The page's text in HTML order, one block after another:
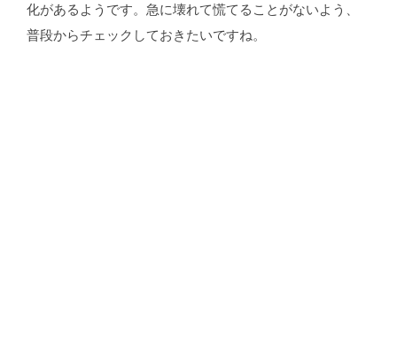
化があるようです。急に壊れて慌てることがないよう、
普段からチェックしておきたいですね。